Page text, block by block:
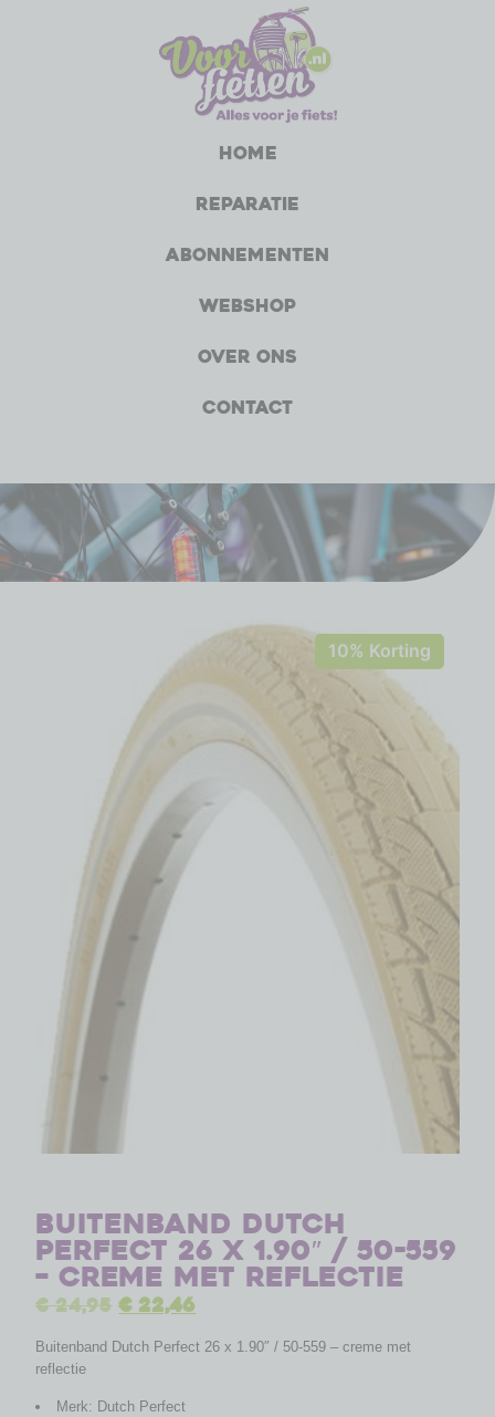
Home
Reparatie
Abonnementen
Webshop
Over ons
Contact
10% Korting
Buitenband Dutch
Perfect 26 x 1.90″ / 50-559
– creme met reflectie
€24,95 €22,46
Buitenband Dutch Perfect 26 x 1.90″ / 50-559 – creme met
reflectie
Merk: Dutch Perfect